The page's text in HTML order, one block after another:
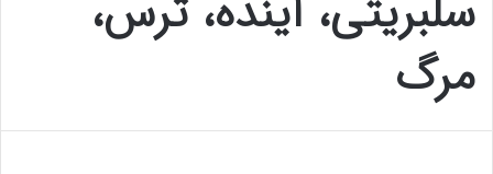
سلبریتی، آینده، ترس،
مرگ